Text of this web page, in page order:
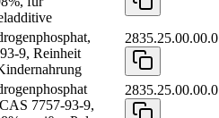
9, Reinheit
2835.25.00.00.0
7757-93-9,
2835.25.00.00.0